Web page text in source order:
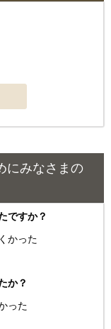
にみなさまの
ですか？
かった
か？
った